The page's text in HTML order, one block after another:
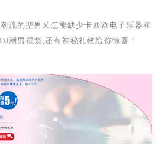
流的型男又怎能缺少卡西欧电子乐器和
DJ潮男福袋,还有神秘礼物给你惊喜！